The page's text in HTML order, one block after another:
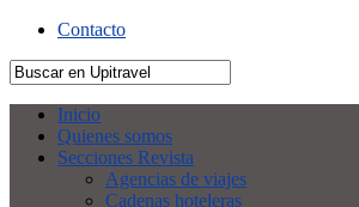
Contacto
Inicio
Quienes somos
Secciones Revista
Agencias de viajes
Cadenas hoteleras